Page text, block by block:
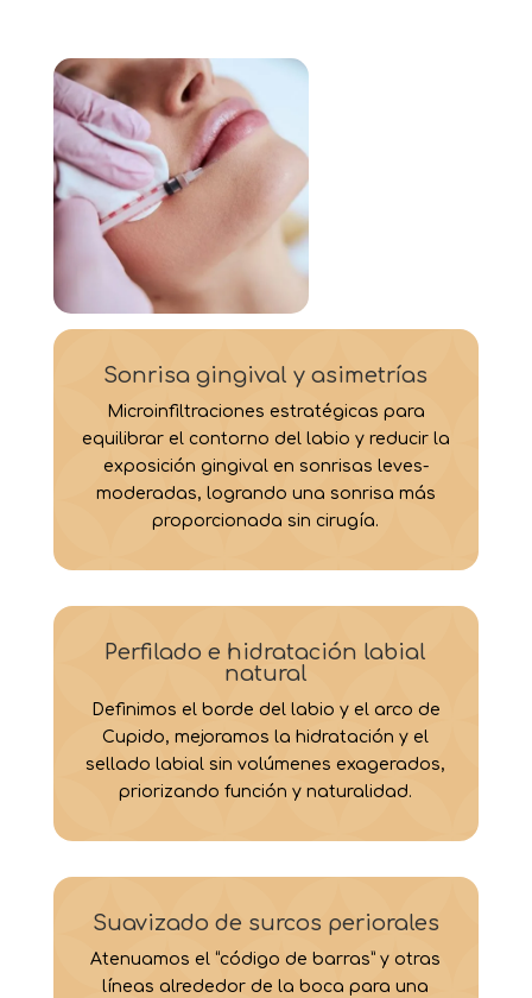
Sonrisa gingival y asimetrías
Microinfiltraciones estratégicas para
equilibrar el contorno del labio y reducir la
exposición gingival en sonrisas leves-
moderadas, logrando una sonrisa más
proporcionada sin cirugía.
Perfilado e hidratación labial
natural
Definimos el borde del labio y el arco de
Cupido, mejoramos la hidratación y el
sellado labial sin volúmenes exagerados,
priorizando función y naturalidad.
Suavizado de surcos periorales
Atenuamos el “código de barras” y otras
líneas alrededor de la boca para una